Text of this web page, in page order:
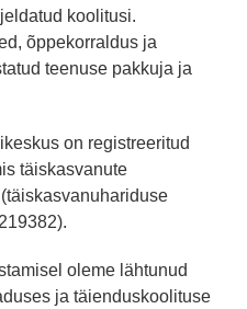
koolitusi.
õppekorraldus ja
teenuse pakkuja ja
on registreeritud
täiskasvanute
oleme lähtunud
ja täienduskoolituse